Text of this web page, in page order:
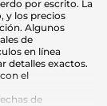
por escrito. La
y los precios
Algunos
de
en línea
detalles exactos.
el
de